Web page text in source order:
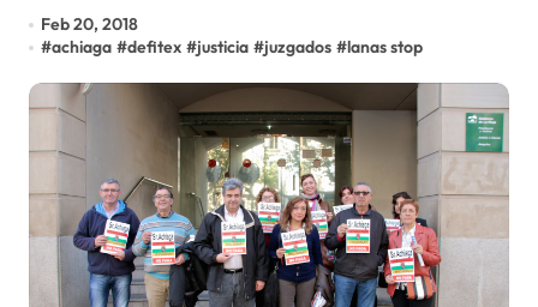
Feb 20, 2018
#achiaga #defitex #justicia #juzgados #lanas stop